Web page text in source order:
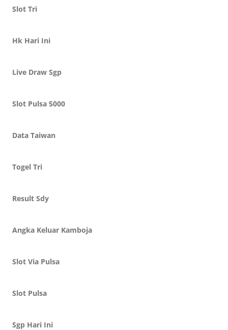
Slot Tri
Hk Hari Ini
Live Draw Sgp
Slot Pulsa 5000
Data Taiwan
Togel Tri
Result Sdy
Angka Keluar Kamboja
Slot Via Pulsa
Slot Pulsa
Sgp Hari Ini